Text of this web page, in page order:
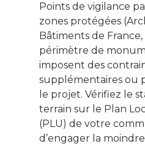
Points de vigilance
zones protégées
Bâtiments de France,
périmètre de
imposent des
supplémentaires ou
le projet. Vérifiez le
terrain sur le Plan
(PLU) de votre
d’engager la